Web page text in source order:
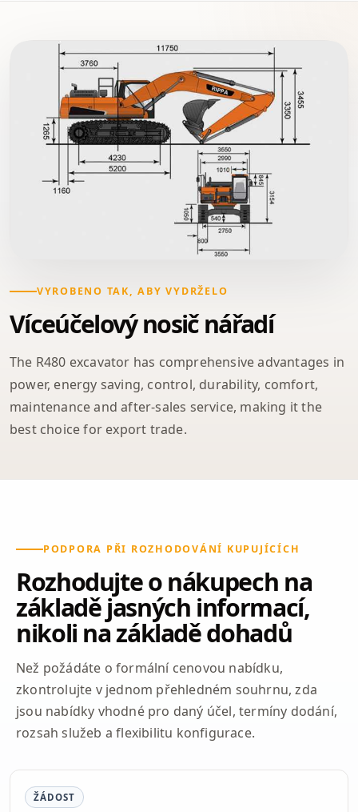
VYROBENO TAK, ABY VYDRŽELO
Víceúčelový nosič nářadí
The R480 excavator has comprehensive advantages in
power, energy saving, control, durability, comfort,
maintenance and after-sales service, making it the
best choice for export trade.
PODPORA PŘI ROZHODOVÁNÍ KUPUJÍCÍCH
Rozhodujte o nákupech na
základě jasných informací,
nikoli na základě dohadů
Než požádáte o formální cenovou nabídku,
zkontrolujte v jednom přehledném souhrnu, zda
jsou nabídky vhodné pro daný účel, termíny dodání,
rozsah služeb a flexibilitu konfigurace.
ŽÁDOST